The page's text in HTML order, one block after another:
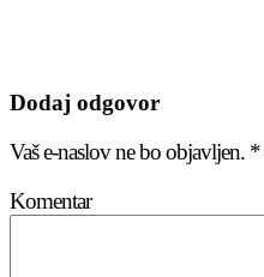
Dodaj odgovor
Vaš e-naslov ne bo objavljen. *
Komentar